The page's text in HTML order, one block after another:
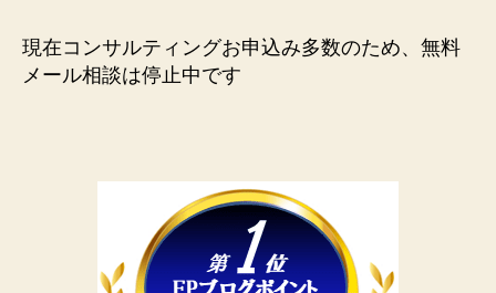
現在コンサルティングお申込み多数のため、無料
メール相談は停止中です